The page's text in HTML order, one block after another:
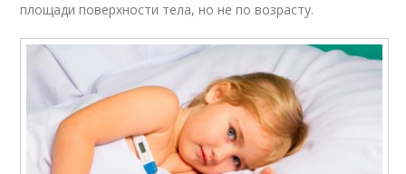
площади поверхности тела, но не по возрасту.